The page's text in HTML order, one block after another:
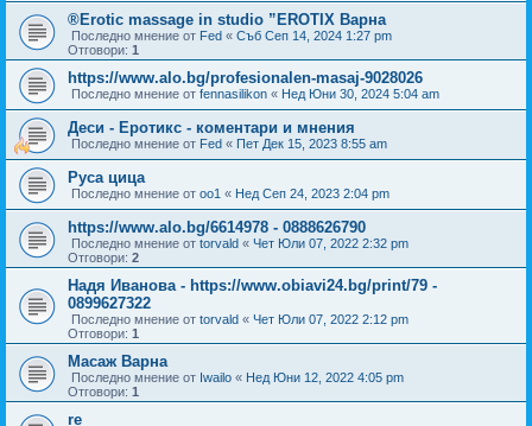
®Erotic massage in studio ”EROTIX Варна
Последно мнение от Fed « Съб Сеп 14, 2024 1:27 pm
Отговори: 1
https://www.alo.bg/profesionalen-masaj-9028026
Последно мнение от fennasilikon « Нед Юни 30, 2024 5:04 am
Деси - Еротикс - коментари и мнения
Последно мнение от Fed « Пет Дек 15, 2023 8:55 am
Руса цица
Последно мнение от oo1 « Нед Сеп 24, 2023 2:04 pm
https://www.alo.bg/6614978 - 0888626790
Последно мнение от torvald « Чет Юли 07, 2022 2:32 pm
Отговори: 2
Надя Иванова - https://www.obiavi24.bg/print/79 -
0899627322
Последно мнение от torvald « Чет Юли 07, 2022 2:12 pm
Отговори: 1
Масаж Варна
Последно мнение от Iwailo « Нед Юни 12, 2022 4:05 pm
Отговори: 1
re